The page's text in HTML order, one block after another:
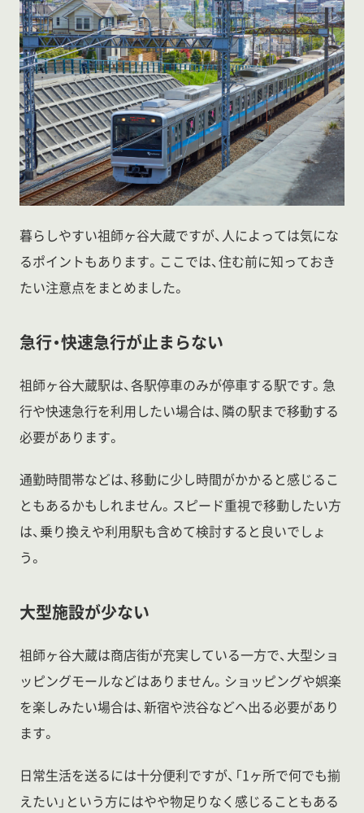
暮らしやすい祖師ヶ谷大蔵ですが、人によっては気にな
るポイントもあります。ここでは、住む前に知っておき
たい注意点をまとめました。
急行・快速急行が止まらない
祖師ヶ谷大蔵駅は、各駅停車のみが停車する駅です。急
行や快速急行を利用したい場合は、隣の駅まで移動する
必要があります。
通勤時間帯などは、移動に少し時間がかかると感じるこ
ともあるかもしれません。スピード重視で移動したい方
は、乗り換えや利用駅も含めて検討すると良いでしょ
う。
大型施設が少ない
祖師ヶ谷大蔵は商店街が充実している一方で、大型ショ
ッピングモールなどはありません。ショッピングや娯楽
を楽しみたい場合は、新宿や渋谷などへ出る必要があり
ます。
日常生活を送るには十分便利ですが、「1ヶ所で何でも揃
えたい」という方にはやや物足りなく感じることもある